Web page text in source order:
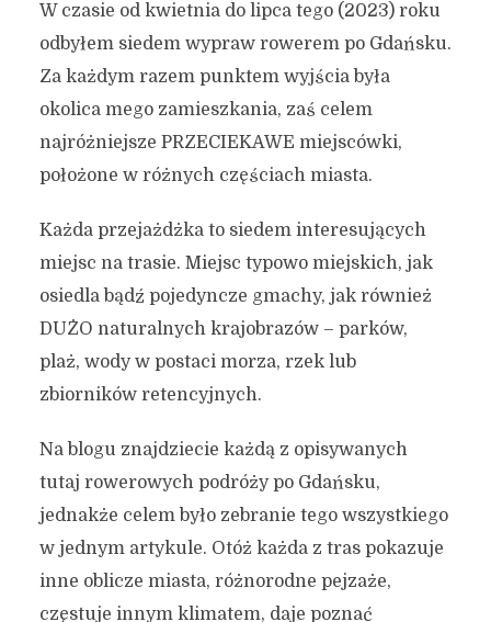
W czasie od kwietnia do lipca tego (2023) roku
odbyłem siedem wypraw rowerem po Gdańsku.
Za każdym razem punktem wyjścia była
okolica mego zamieszkania, zaś celem
najróżniejsze PRZECIEKAWE miejscówki,
położone w różnych częściach miasta.
Każda przejażdżka to siedem interesujących
miejsc na trasie. Miejsc typowo miejskich, jak
osiedla bądź pojedyncze gmachy, jak również
DUŻO naturalnych krajobrazów – parków,
plaż, wody w postaci morza, rzek lub
zbiorników retencyjnych.
Na blogu znajdziecie każdą z opisywanych
tutaj rowerowych podróży po Gdańsku,
jednakże celem było zebranie tego wszystkiego
w jednym artykule. Otóż każda z tras pokazuje
inne oblicze miasta, różnorodne pejzaże,
częstuje innym klimatem, daje poznać